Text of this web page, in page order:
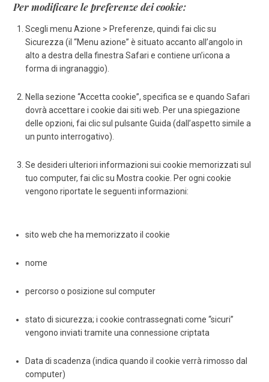
Per modificare le preferenze dei cookie:
Scegli menu Azione > Preferenze, quindi fai clic su
Sicurezza (il “Menu azione” è situato accanto all’angolo in
alto a destra della finestra Safari e contiene un’icona a
forma di ingranaggio).
Nella sezione “Accetta cookie”, specifica se e quando Safari
dovrà accettare i cookie dai siti web. Per una spiegazione
delle opzioni, fai clic sul pulsante Guida (dall’aspetto simile a
un punto interrogativo).
Se desideri ulteriori informazioni sui cookie memorizzati sul
tuo computer, fai clic su Mostra cookie. Per ogni cookie
vengono riportate le seguenti informazioni:
sito web che ha memorizzato il cookie
nome
percorso o posizione sul computer
stato di sicurezza; i cookie contrassegnati come “sicuri”
vengono inviati tramite una connessione criptata
Data di scadenza (indica quando il cookie verrà rimosso dal
computer)